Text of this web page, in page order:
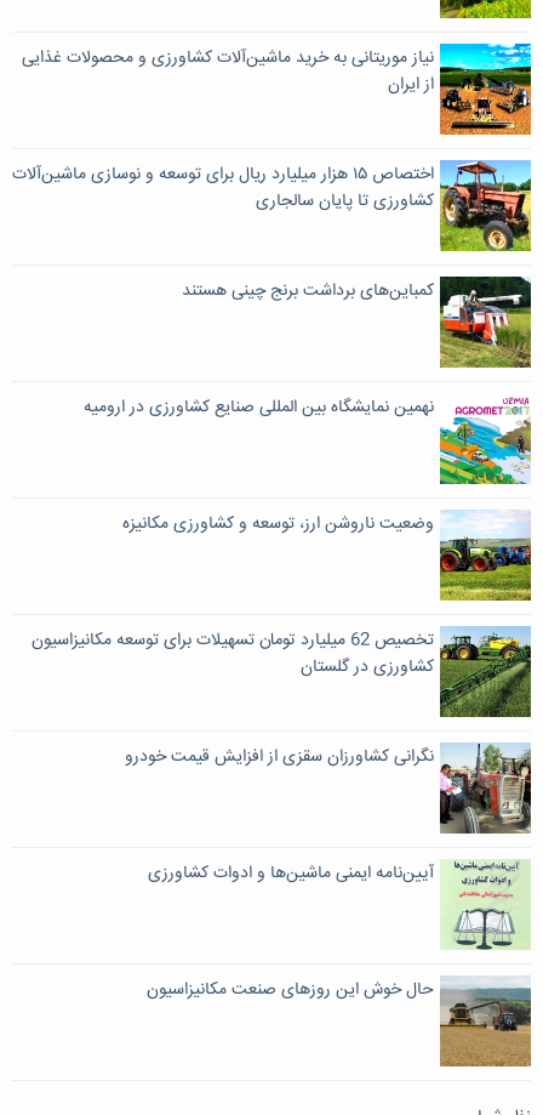
نیاز موریتانی به خرید ماشین‌آلات کشاورزی و محصولات غذایی
از ایران
اختصاص ۱۵ هزار میلیارد ریال برای توسعه و نوسازی ماشین‌آلات
کشاورزی تا پایان سالجاری
کمباین‌های برداشت برنج چینی هستند
نهمین نمایشگاه بین المللی صنایع کشاورزی در ارومیه
وضعیت ناروشن ارز، توسعه و کشاورزی مکانیزه
تخصیص 62 میلیارد تومان تسهیلات برای توسعه مکانیزاسیون
کشاورزی در گلستان
نگرانی کشاورزان سقزی از افزایش قیمت خودرو
آیین‌نامه ایمنی ماشین‌ها و ادوات کشاورزی
حال خوش این روزهای صنعت مکانیزاسیون